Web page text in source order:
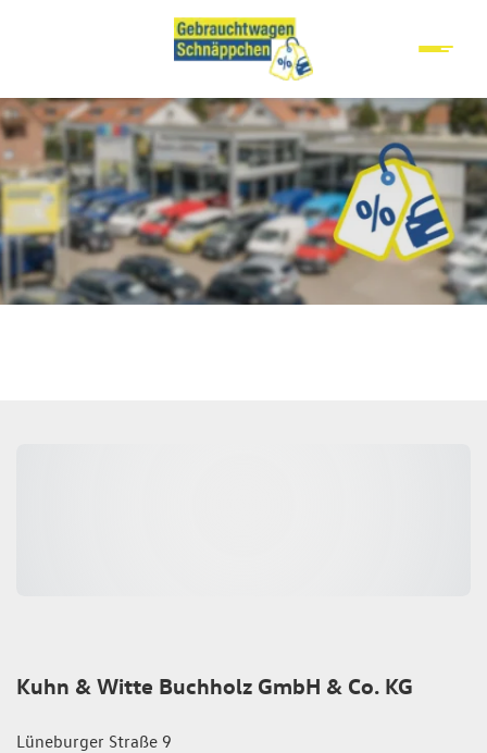
Kuhn & Witte Buchholz GmbH & Co. KG
Lüneburger Straße 9